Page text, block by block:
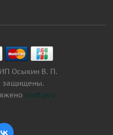
Осыкин В. П.
защищены.
vsoft.pro